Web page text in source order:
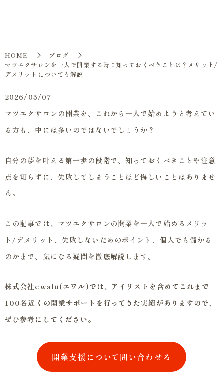
HOME
ブログ
マツエクサロンを一人で開業する時に知っておくべきことは？メリット/
デメリットについても解説
2026/05/07
マツエクサロンの開業を、これから一人で始めようと考えてい
る方も、中には多いのではないでしょうか？
自分の夢を叶える第一歩の段階で、知っておくべきことや注意
点を知らずに、失敗してしまうことほど悔しいことはありませ
ん。
この記事では、マツエクサロンの開業を一人で始めるメリッ
ト/デメリット、失敗しないためのポイント、個人でも儲かる
のかまで、気になる疑問を徹底解説します。
株式会社ewalu(エワル)では、アイリストを含めてこれまで
100名近くの開業サポートを行ってきた実績がありますので、
ぜひ参考にしてください。
開業支援について問い合わせる